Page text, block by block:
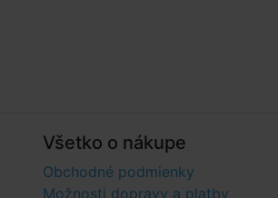
Všetko o nákupe
Obchodné podmienky
Možnosti dopravy a platby